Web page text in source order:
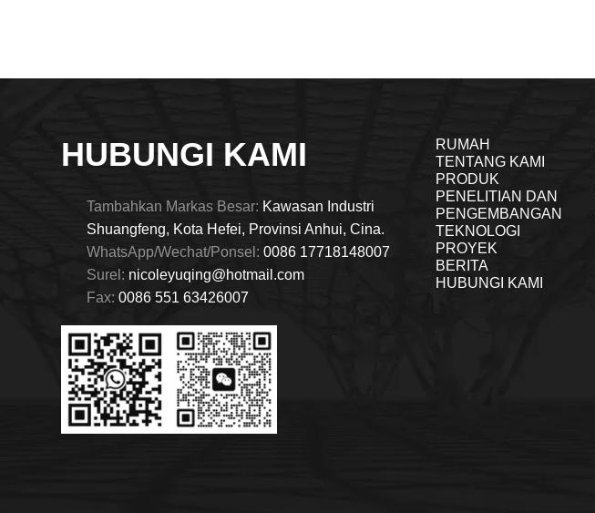
HUBUNGI KAMI
Tambahkan Markas Besar: Kawasan Industri
Shuangfeng, Kota Hefei, Provinsi Anhui, Cina.
WhatsApp/Wechat/Ponsel: 0086 17718148007
Surel: nicoleyuqing@hotmail.com
Fax: 0086 551 63426007
RUMAH
TENTANG KAMI
PRODUK
PENELITIAN DAN
PENGEMBANGAN
TEKNOLOGI
PROYEK
BERITA
HUBUNGI KAMI